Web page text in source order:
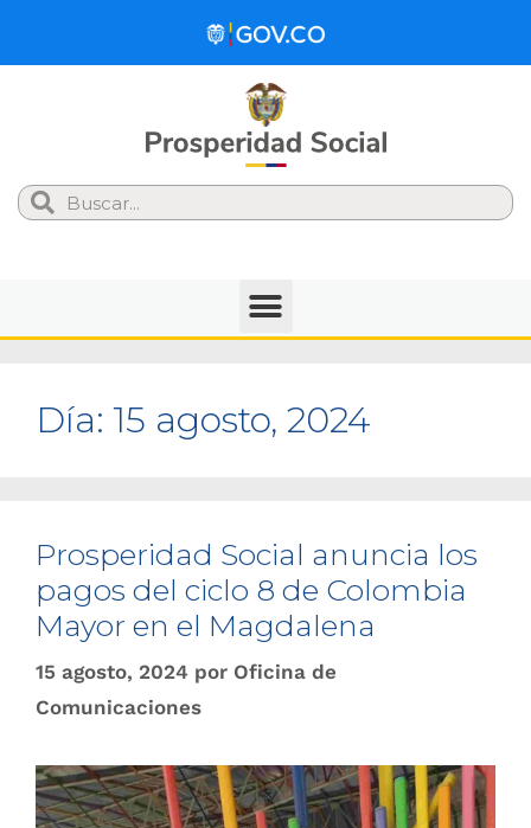
Search
Día:15 agosto, 2024
Prosperidad Social anuncia los
pagos del ciclo 8 de Colombia
Mayor en el Magdalena
15 agosto, 2024 por Oficina de
Comunicaciones